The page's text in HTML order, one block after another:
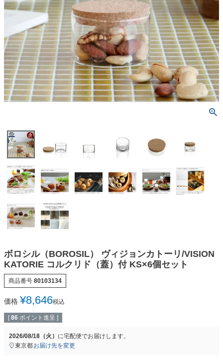
ボロシル（BOROSIL） ヴィジョンカトーリ/VISION
KATORIE コルクリド（蓋）付 KS×6個セット
商品番号 80103134
価格 ¥8,646税込
[ 86 ポイント進呈 ]
2026/08/18（火） に宅配便でお届けします。
東京都お届け先を変更